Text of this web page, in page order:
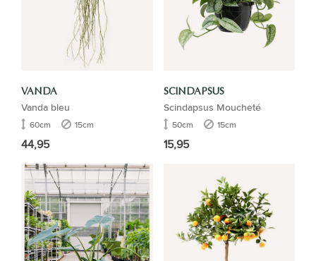
VANDA
Vanda bleu
60cm 15cm
44,95
SCINDAPSUS
Scindapsus Moucheté
50cm 15cm
15,95